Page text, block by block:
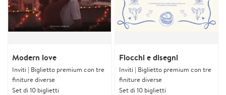
Modern love
Inviti | Biglietto premium con tre
finiture diverse
Set di 10 biglietti
Fiocchi e disegni
Inviti | Biglietto premium con tre
finiture diverse
Set di 10 biglietti